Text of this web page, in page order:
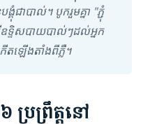
ជាបាល់។ បូករួមគ្នា "ភ្ជុំ
ទ្ទិសបាយបាល់ៗដល់អ្នក
តឡើងតាំងពីភ្លឺ។
រព្រឹត្តនៅ